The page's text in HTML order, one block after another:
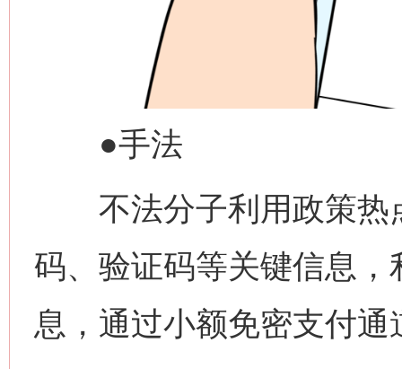
●手法
不法分子利用政策热
码、验证码等关键信息
息，通过小额免密支付